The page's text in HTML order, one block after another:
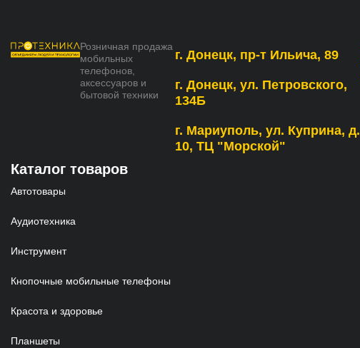
Розничная продажа
мобильных
телефонов,
аксессуаров и
бытовой техники
г. Донецк, пр-т Ильича, 89
г. Донецк, ул. Петровского,
134Б
г. Мариуполь, ул. Куприна, д.
10, ТЦ "Морской"
Каталог товаров
Автотовары
Аудиотехника
Инструмент
Кнопочные мобильные телефоны
Красота и здоровье
Планшеты